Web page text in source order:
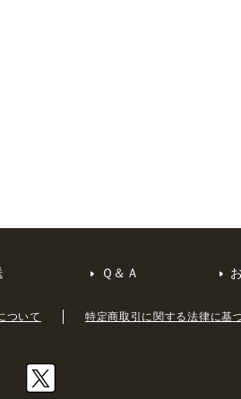
Ｑ＆Ａ
ついて 特定商取引に関する法律に基